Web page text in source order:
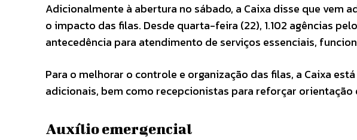
Adicionalmente à abertura no sábado, a Caixa disse que vem
o impacto das filas. Desde quarta-feira (22), 1.102 agências
antecedência para atendimento de serviços essenciais,
Para o melhorar o controle e organização das filas, a Caixa
adicionais, bem como recepcionistas para reforçar
Auxílio emergencial